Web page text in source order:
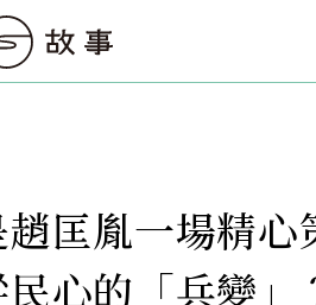
匡胤一場精心
心的「兵變」